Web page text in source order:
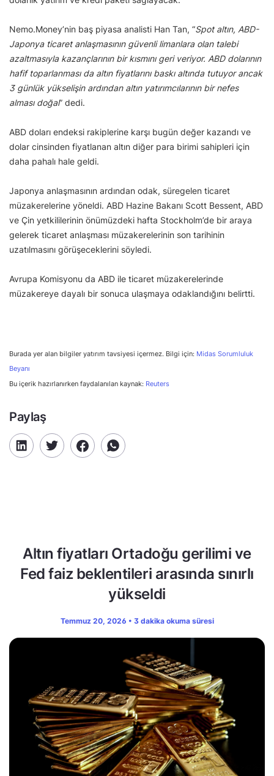
Nemo.Money’nin baş piyasa analisti Han Tan, “Spot altın, ABD-
Japonya ticaret anlaşmasının güvenli limanlara olan talebi
azaltmasıyla kazançlarının bir kısmını geri veriyor. ABD dolarının
hafif toparlanması da altın fiyatlarını baskı altında tutuyor ancak
3 günlük yükselişin ardından altın yatırımcılarının bir nefes
alması doğal” dedi.
ABD doları endeksi rakiplerine karşı bugün değer kazandı ve
dolar cinsinden fiyatlanan altın diğer para birimi sahipleri için
daha pahalı hale geldi.
Japonya anlaşmasının ardından odak, süregelen ticaret
müzakerelerine yöneldi. ABD Hazine Bakanı Scott Bessent, ABD
ve Çin yetkililerinin önümüzdeki hafta Stockholm’de bir araya
gelerek ticaret anlaşması müzakerelerinin son tarihinin
uzatılmasını görüşeceklerini söyledi.
Avrupa Komisyonu da ABD ile ticaret müzakerelerinde
müzakereye dayalı bir sonuca ulaşmaya odaklandığını belirtti.
Burada yer alan bilgiler yatırım tavsiyesi içermez. Bilgi için: Midas Sorumluluk
Beyanı
Bu içerik hazırlanırken faydalanılan kaynak: Reuters
Paylaş
Altın fiyatları Ortadoğu gerilimi ve
Fed faiz beklentileri arasında sınırlı
yükseldi
Temmuz 20, 2026 • 3 dakika okuma süresi